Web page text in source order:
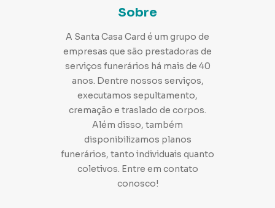
Sobre
A Santa Casa Card é um grupo de
empresas que são prestadoras de
serviços funerários há mais de 40
anos. Dentre nossos serviços,
executamos sepultamento,
cremação e traslado de corpos.
Além disso, também
disponibilizamos planos
funerários, tanto individuais quanto
coletivos. Entre em contato
conosco!